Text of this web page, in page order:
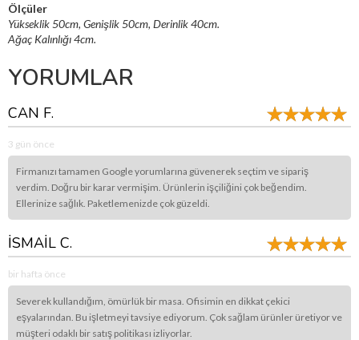
Ölçüler
Yükseklik 50cm, Genişlik 50cm, Derinlik 40cm.
Ağaç Kalınlığı 4cm.
YORUMLAR
CAN F.
3 gün önce
Firmanızı tamamen Google yorumlarına güvenerek seçtim ve sipariş
verdim. Doğru bir karar vermişim. Ürünlerin işçiliğini çok beğendim.
Ellerinize sağlık. Paketlemenizde çok güzeldi.
İSMAİL C.
bir hafta önce
Severek kullandığım, ömürlük bir masa. Ofisimin en dikkat çekici
eşyalarından. Bu işletmeyi tavsiye ediyorum. Çok sağlam ürünler üretiyor ve
müşteri odaklı bir satış politikası izliyorlar.